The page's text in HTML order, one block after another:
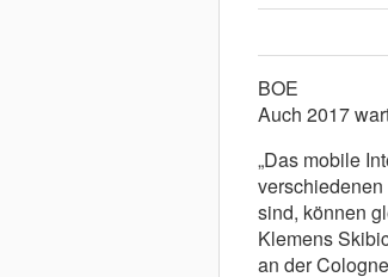
BOE
Auch 2017
„Das mobile
sind, können
Klemens
an der